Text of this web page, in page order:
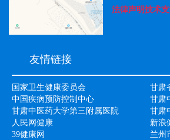
法律声明技术
友情链接
国家卫生健康委员会
甘肃
中国疾病预防控制中心
甘肃
甘肃中医药大学第三附属医院
甘肃
人民网健康
新浪
39健康网
兰州